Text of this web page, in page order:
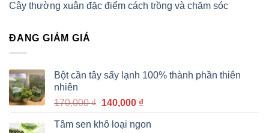
Cây thường xuân đặc điểm cách trồng và chăm sóc
ĐANG GIẢM GIÁ
Bột cần tây sấy lạnh 100% thành phần thiên
nhiên
170,000₫ Giá
là:
140,000 ₫Giá
tại
Tâm sen khô loại ngon